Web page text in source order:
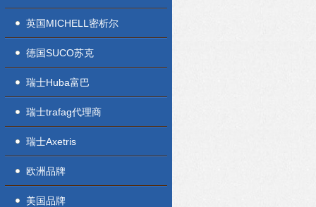
英国MICHELL密析尔
德国SUCO苏克
瑞士Huba富巴
瑞士trafag代理商
瑞士Axetris
欧洲品牌
美国品牌